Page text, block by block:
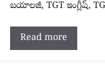
బయాలజీ, TGT ఇంగ్లీష్,
Read more